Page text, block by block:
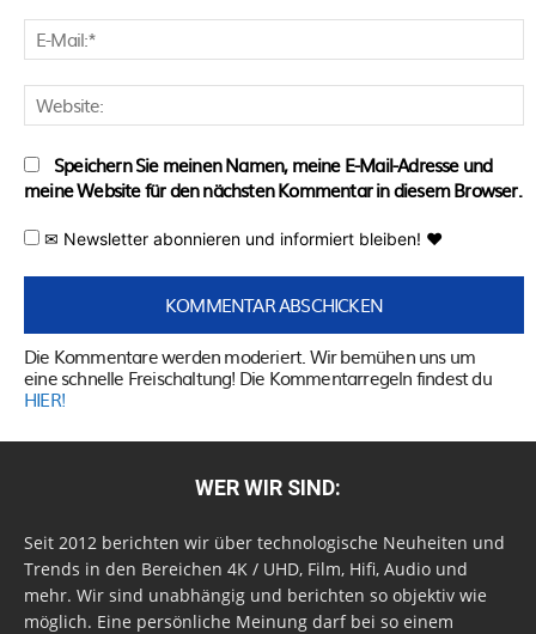
Speichern Sie meinen Namen, meine E-Mail-Adresse und
meine Website für den nächsten Kommentar in diesem Browser.
✉ Newsletter abonnieren und informiert bleiben! ♥
Die Kommentare werden moderiert. Wir bemühen uns um
eine schnelle Freischaltung! Die Kommentarregeln findest du
HIER!
WER WIR SIND:
Seit 2012 berichten wir über technologische Neuheiten und
Trends in den Bereichen 4K / UHD, Film, Hifi, Audio und
mehr. Wir sind unabhängig und berichten so objektiv wie
möglich. Eine persönliche Meinung darf bei so einem